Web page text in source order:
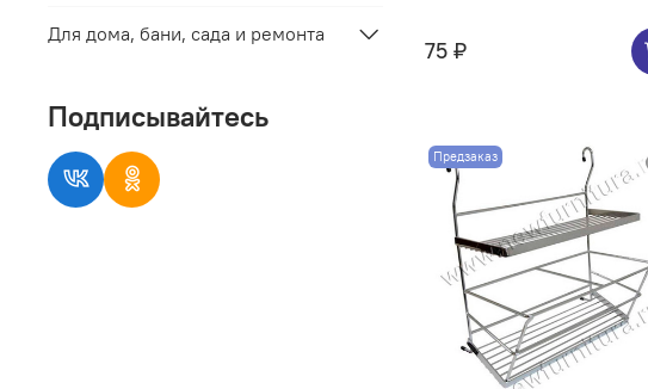
75 ₽
Предзаказ
Для дома, бани, сада и ремонта
Подписывайтесь